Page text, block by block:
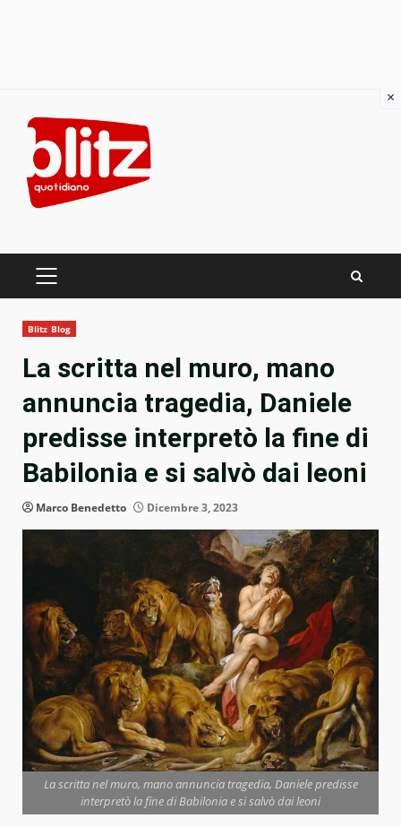
content
PRIMARY
Blitz Blog
La scritta nel muro, mano
annuncia tragedia, Daniele
predisse interpretò la fine di
Babilonia e si salvò dai leoni
Marco Benedetto Dicembre 3, 2023
La scritta nel muro, mano annuncia tragedia, Daniele predisse
interpretò la fine di Babilonia e si salvò dai leoni
×